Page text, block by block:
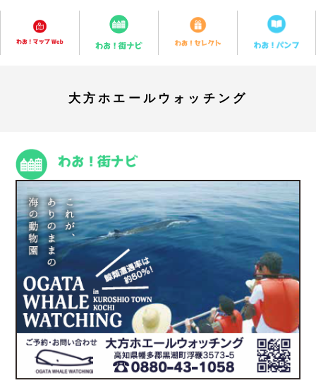
大方ホエールウォッチング